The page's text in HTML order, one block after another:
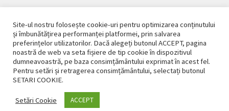
© CASAPLANT 2026
Politică de confidențialitate
Site-ul nostru folosește cookie-uri pentru optimizarea conținutului
și îmbunătățirea performanței platformei, prin salvarea
preferințelor utilizatorilor. Dacă alegeți butonul ACCEPT, pagina
noastră de web va seta fișiere de tip cookie în dispozitivul
dumneavoastră, pe baza consimțământului exprimat în acest fel.
Pentru setări și retragerea consimțământului, selectați butonul
SETARI COOKIE.
Setări Cookie ACCEPT